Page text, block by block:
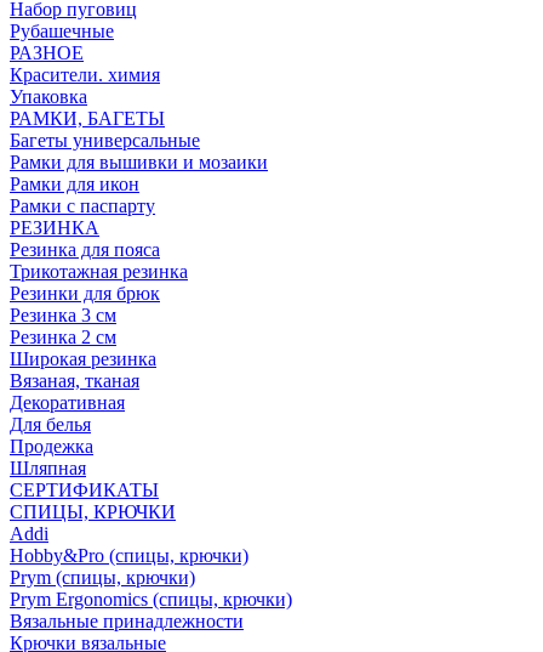
Набор пуговиц
Рубашечные
РАЗНОЕ
Красители. химия
Упаковка
РАМКИ, БАГЕТЫ
Багеты универсальные
Рамки для вышивки и мозаики
Рамки для икон
Рамки с паспарту
РЕЗИНКА
Резинка для пояса
Трикотажная резинка
Резинки для брюк
Резинка 3 см
Резинка 2 см
Широкая резинка
Вязаная, тканая
Декоративная
Для белья
Продежка
Шляпная
СЕРТИФИКАТЫ
СПИЦЫ, КРЮЧКИ
Addi
Hobby&Pro (спицы, крючки)
Prym (спицы, крючки)
Prym Ergonomics (спицы, крючки)
Вязальные принадлежности
Крючки вязальные